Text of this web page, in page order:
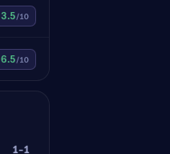
3.5/10
6.5/10
1-1